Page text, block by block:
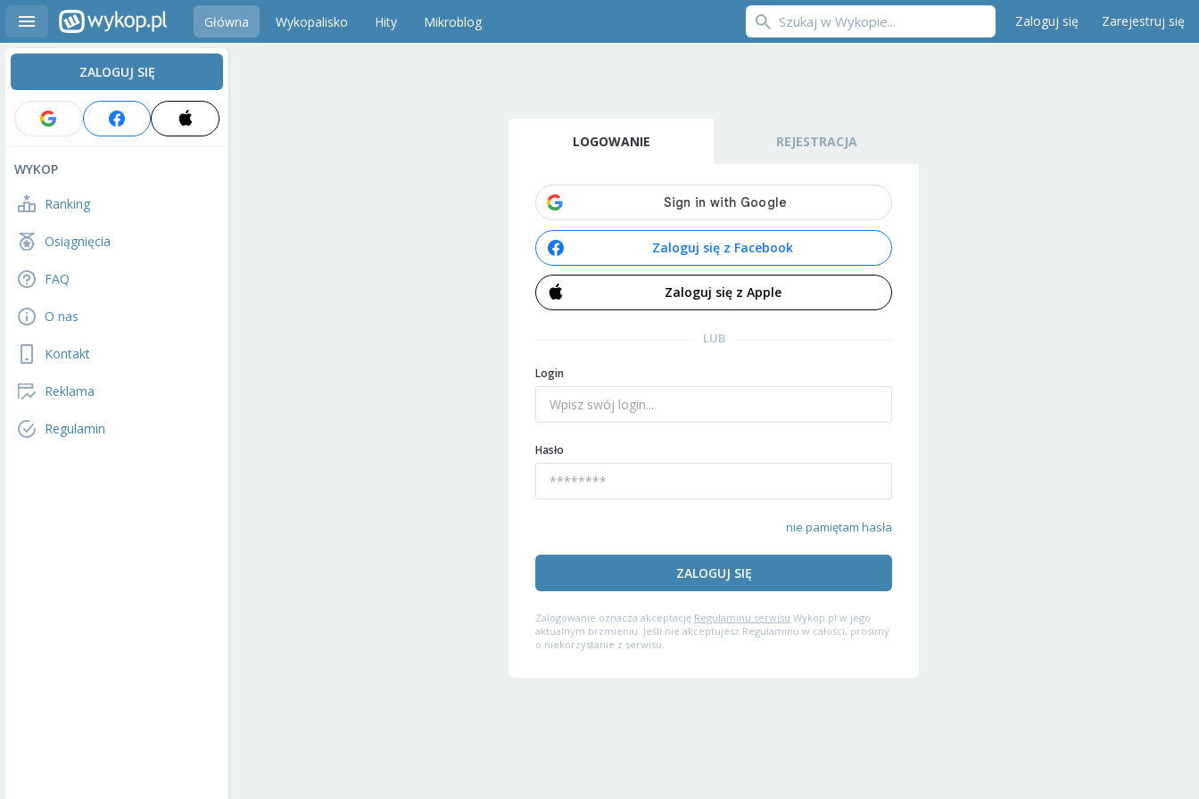
Główna Wykopalisko Hity Mikroblog Zaloguj się Zarejestruj się
ZALOGUJ SIĘ
WYKOP
Ranking
Osiągnięcia
FAQ
O nas
Kontakt
Reklama
Regulamin
LOGOWANIE REJESTRACJA
Zaloguj się z Facebook
Zaloguj się z Apple
LUB
Login
Hasło
nie pamiętam hasła
ZALOGUJ SIĘ
Zalogowanie oznacza akceptację Regulaminu serwisu Wykop.pl w jego
aktualnym brzmieniu. Jeśli nie akceptujesz Regulaminu w całości, prosimy
o niekorzystanie z serwisu.